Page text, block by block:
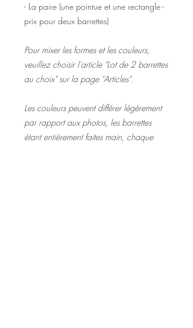
- La paire (une pointue et une rectangle -
prix pour deux barrettes)
Pour mixer les formes et les couleurs,
veuillez choisir l'article "Lot de 2 barrettes
au choix" sur la page "Articles".
Les couleurs peuvent différer légèrement
par rapport aux photos, les barrettes
étant entièrement faites main, chaque